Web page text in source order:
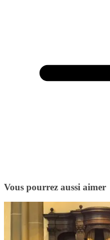
Vous pourrez aussi aimer